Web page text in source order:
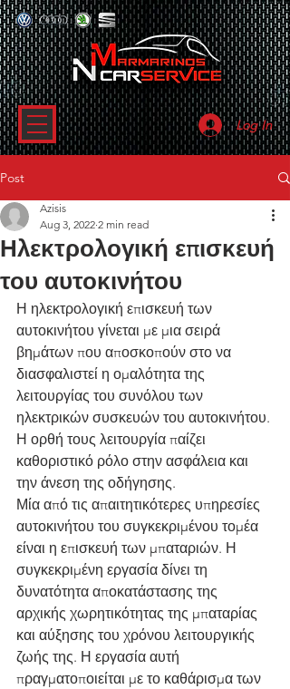
Log In
Post
Ηλεκτρολογική επισκευή
του αυτοκινήτου
Azisis
Aug 3, 2022 2 min read
Η ηλεκτρολογική επισκευή των
αυτοκινήτου γίνεται με μια σειρά
βημάτων που αποσκοπούν στο να
διασφαλιστεί η ομαλότητα της
λειτουργίας του συνόλου των
ηλεκτρικών συσκευών του αυτοκινήτου.
Η ορθή τους λειτουργία παίζει
καθοριστικό ρόλο στην ασφάλεια και
την άνεση της οδήγησης.
Μία από τις απαιτητικότερες υπηρεσίες
αυτοκινήτου του συγκεκριμένου τομέα
είναι η επισκευή των μπαταριών. Η
συγκεκριμένη εργασία δίνει τη
δυνατότητα αποκατάστασης της
αρχικής χωρητικότητας της μπαταρίας
και αύξησης του χρόνου λειτουργικής
ζωής της. Η εργασία αυτή
πραγματοποιείται με το καθάρισμα των